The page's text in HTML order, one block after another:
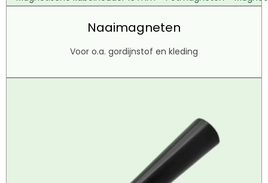
Naaimagneten
Voor o.a. gordijnstof en kleding